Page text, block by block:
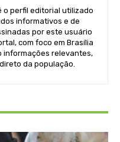
o perfil editorial utilizado
informativos e de
por este usuário
com foco em Brasília
informações relevantes,
da população.